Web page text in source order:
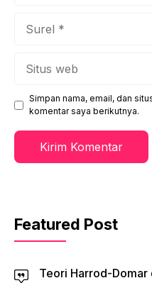
Simpan nama, email, dan
komentar saya berikutnya.
Featured Post
Teori Harrod-Domar